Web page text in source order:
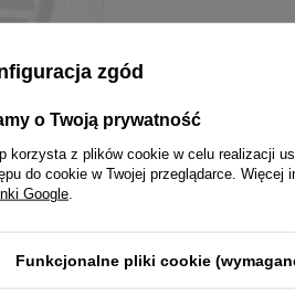
Szybka
zgód
o Twoją prywatność
korzysta z plików cookie w celu realizacji
do cookie w Twojej przeglądarce.
Google
Funkcjonalne pliki cookie